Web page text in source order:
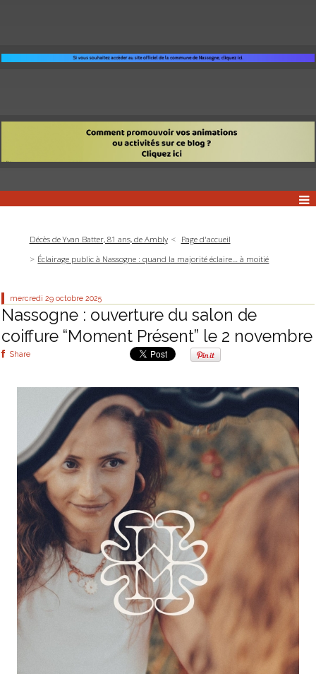
Décès de Yvan Batter, 81 ans, de Ambly
Page d'accueil
Éclairage public à Nassogne : quand la majorité éclaire… à moitié
mercredi 29 octobre 2025
Nassogne : ouverture du salon de
coiffure “Moment Présent” le 2 novembre
Share